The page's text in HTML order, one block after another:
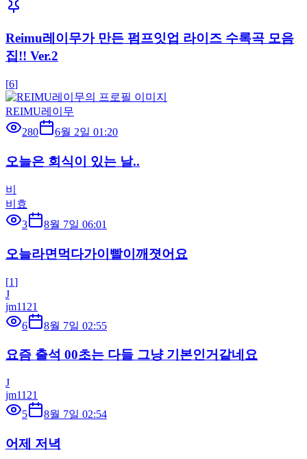
Reimu레이무가 만든 펌프잇업 라이즈 수록곡 모음
집!! Ver.2
[6]
REIMU레이무
280
6월 2일 01:20
오늘은 회식이 있는 날..
비
비효
3
8월 7일 06:01
오늘라면먹다가이빨이깨졋어요
[1]
J
jm1121
6
8월 7일 02:55
요즘 출석 00초는 다들 그냥 기본인거같네요
J
jm1121
5
8월 7일 02:54
어제 저녁